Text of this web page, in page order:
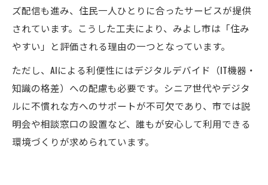
ズ配信も進み、住民一人ひとりに合ったサービスが提供
されています。こうした工夫により、みよし市は「住み
やすい」と評価される理由の一つとなっています。
ただし、AIによる利便性にはデジタルデバイド（IT機器・
知識の格差）への配慮も必要です。シニア世代やデジタ
ルに不慣れな方へのサポートが不可欠であり、市では説
明会や相談窓口の設置など、誰もが安心して利用できる
環境づくりが求められています。